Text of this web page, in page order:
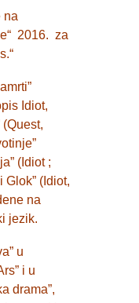
na
2016. za
Idiot,
(Quest,
(Idiot ;
Glok” (Idiot,
na
jezik.
u
i u
drama”,